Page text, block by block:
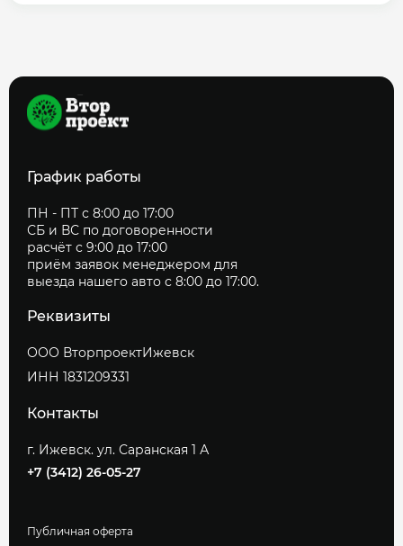
График работы
ПН - ПТ с 8:00 до 17:00
СБ и ВС по договоренности
расчёт с 9:00 до 17:00
приём заявок менеджером для
выезда нашего авто с 8:00 до 17:00.
Реквизиты
ООО ВторпроектИжевск
ИНН 1831209331
Контакты
г. Ижевск. ул. Саранская 1 А
+7 (3412) 26-05-27
Публичная оферта